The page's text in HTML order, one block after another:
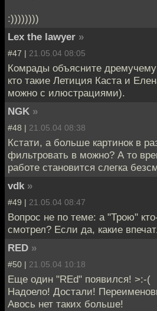
:))))))))
Lex the lawyer »
#47 | 21.05.04 08:05
Комрады объясните
кто такие Летиция Каста и
можно с илюстрациями).
NGK »
#48 | 21.05.04 08:38
Кстати, а больше картинок в
фильтровать в можно? А то
работе становится слегка
vdk »
#49 | 21.05.04 08:47
Вопрос не по теме: а "Трою"
смотрел? Если да, какие
RED »
#50 | 21.05.04 10:18
Еще один "REd" появился! >:-(
Надоело! Достали!
Авось нет таких больше!